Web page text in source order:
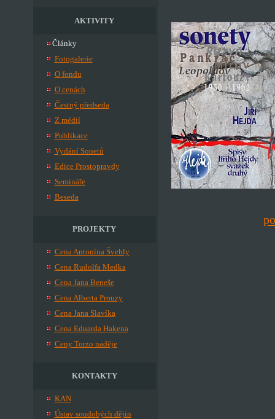
AKTIVITY
Články
Fotogalerie
O fondu
O cenách
Čestný předseda
Z médií
Publikace
Vydání Sonetů
Edice Prostopravdy
Semináře
Beseda
PROJEKTY
Cena Antonína Švehly
Cena Rudolfa Medka
Cena Jana Beneše
Cena Alberta Prouzy
Cena Jana Slavíka
Cena Eduarda Hakena
Ceny Torzo naděje
KONTAKTY
KAN
Ústav soudobých dějin